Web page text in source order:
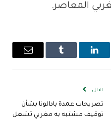
المعاصر.
لينكدإن Tumblr
البريد
التالي
تصريحات عمدة بادالونا بشأن
توقيف مشتبه به مغربي تشعل